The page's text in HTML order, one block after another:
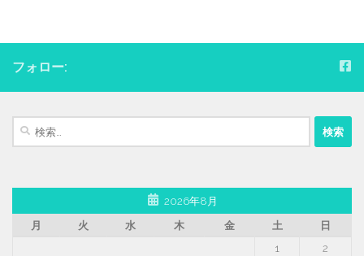
フォロー:
検
2026年8月
月
火 水 木 金 土
日
1
2